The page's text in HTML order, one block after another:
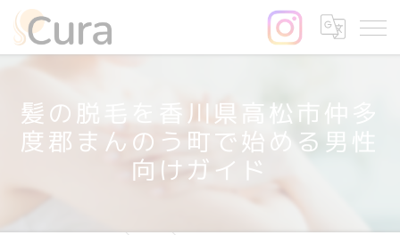
髪の脱毛を香川県高松市仲多
度郡まんのう町で始める男性
向けガイド